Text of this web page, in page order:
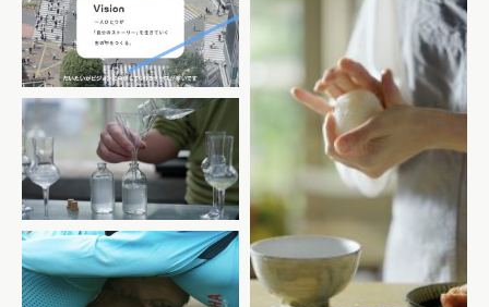
coconala
BALUMUDA
POLA+D
マニフレックス 長谷川慎